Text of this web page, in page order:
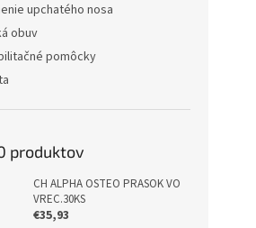
upchatého nosa
obuv
pomôcky
produktov
CH ALPHA OSTEO PRASOK VO
VREC.30KS
€35,93